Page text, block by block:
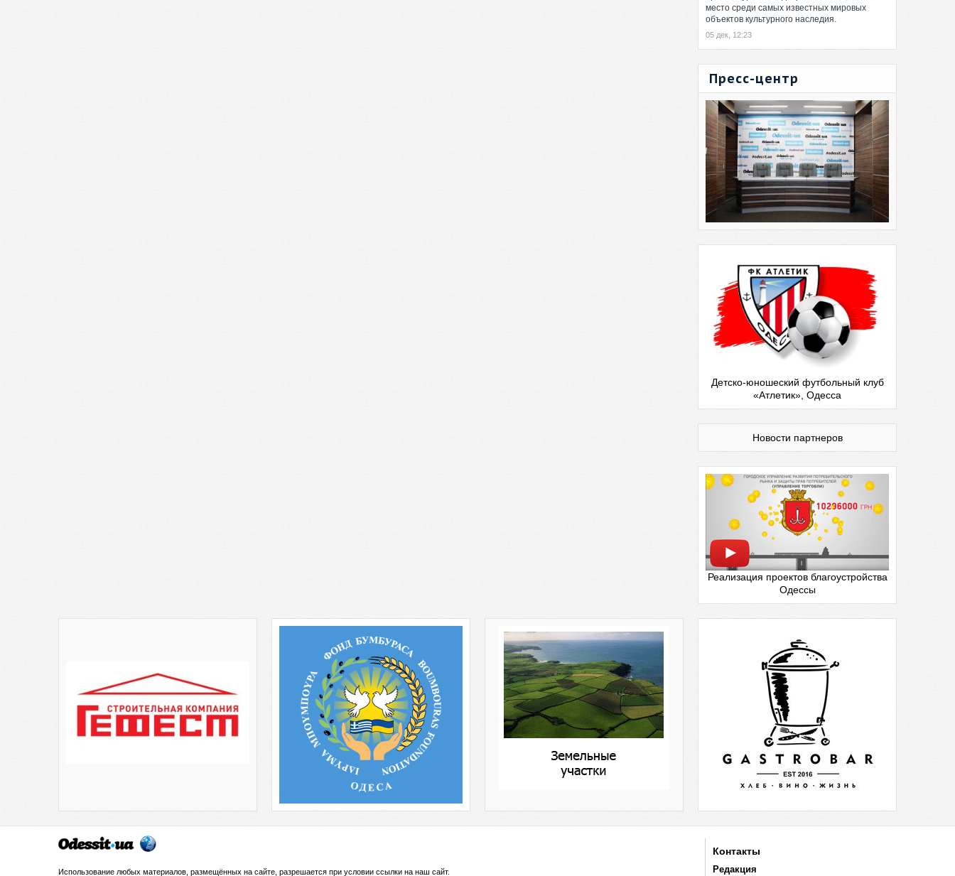
место среди самых известных мировых
объектов культурного наследия.
05 дек, 12:23
Пресс-центр
Детско-юношеский футбольный клуб
«Атлетик», Одесса
Новости партнеров
Реализация проектов благоустройства
Одессы
Использование любых материалов, размещённых на сайте, разрешается при условии ссылки на наш сайт.
Контакты
Редакция